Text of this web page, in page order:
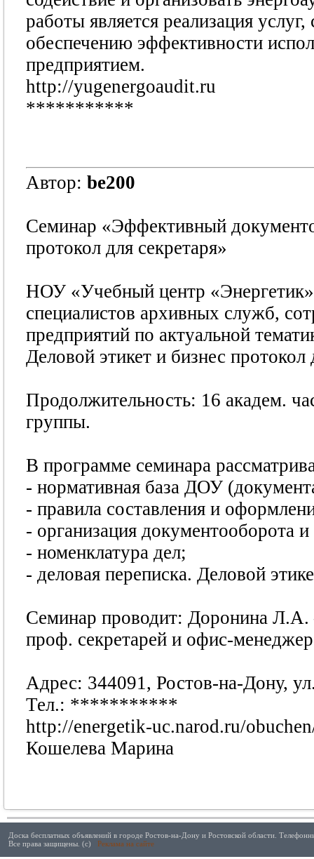
работы является реализация
обеспечению эффективности
предприятием.
http://yugenergoaudit.ru
***********
Автор: be200
Семинар «Эффективный
протокол для секретаря»
НОУ «Учебный центр «Энергетик»
специалистов архивных служб,
предприятий по актуальной
Деловой этикет и бизнес протокол
Продолжительность: 16 академ.
группы.
В программе семинара
- нормативная база ДОУ
- правила составления и
- организация документооборота
- номенклатура дел;
- деловая переписка. Деловой
Семинар проводит: Доронина Л.А.
проф. секретарей и офис-
Адрес: 344091, Ростов-на-Дону,
Тел.: ***********
http://energetik-uc.narod.ru/
Кошелева Марина
Доска бесплатных объявлений в городе Ростов-на-Дону и Ростовской области.
Все права защищены. (с) Реклама на сайте